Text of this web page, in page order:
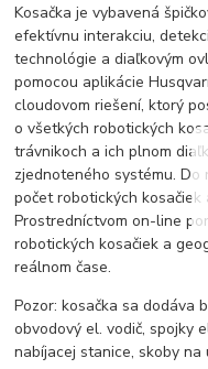
Kosačka je vybavená
efektívnu interakciu,
technológie a diaľkovým
pomocou aplikácie
cloudovom riešení, ktorý
o všetkých robotických
trávnikoch a ich plnom
zjednoteného systému.
počet robotických
Prostredníctvom on-line
robotických kosačiek a
reálnom čase.
Pozor: kosačka sa dodáva
obvodový el. vodič, spojky
nabíjacej stanice, skoby na